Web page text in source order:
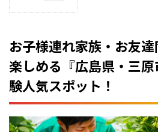
れ家
族・
お友
達同
士・
カッ
プル
で楽
しめ
お子様連れ家族・お友
楽しめる『広島県・三
験人気スポット！